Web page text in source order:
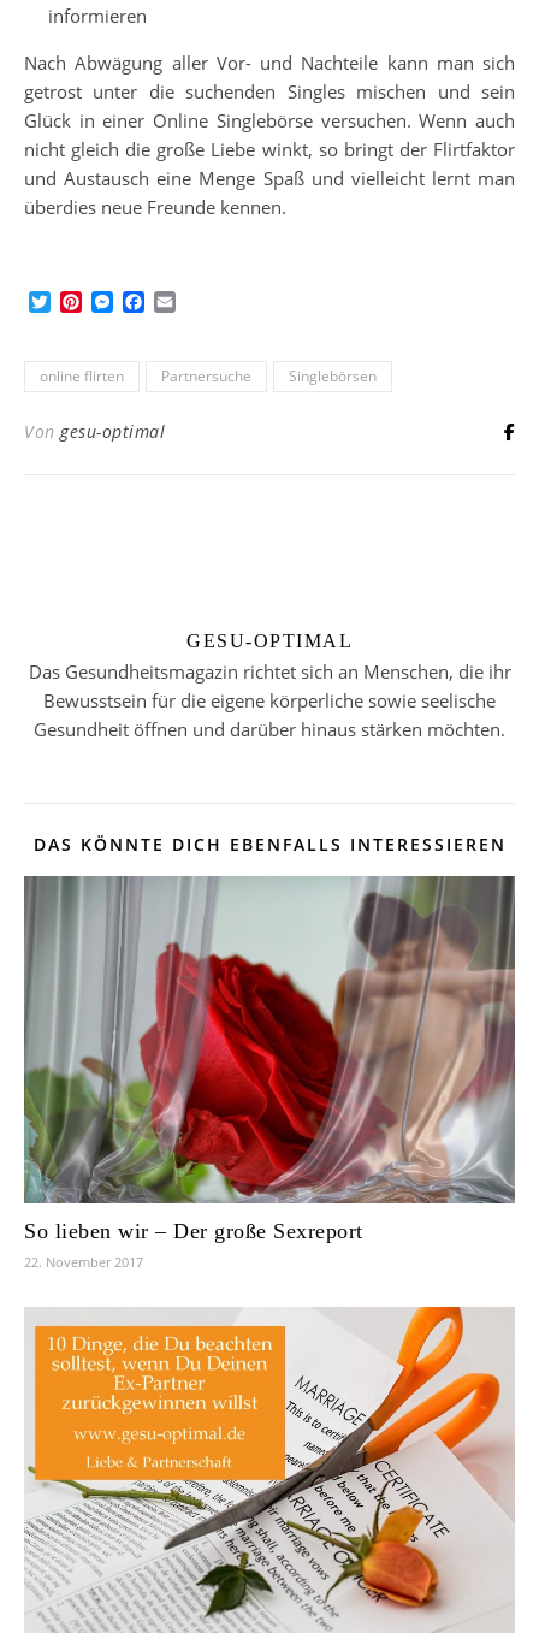
informieren
Nach Abwägung aller Vor- und Nachteile kann man sich
getrost unter die suchenden Singles mischen und sein
Glück in einer Online Singlebörse versuchen. Wenn auch
nicht gleich die große Liebe winkt, so bringt der Flirtfaktor
und Austausch eine Menge Spaß und vielleicht lernt man
überdies neue Freunde kennen.
TwitterPinterest
Messenger
Facebook
online flirten Partnersuche Singlebörsen
Vongesu-optimal
GESU-OPTIMAL
Das Gesundheitsmagazin richtet sich an Menschen, die ihr
Bewusstsein für die eigene körperliche sowie seelische
Gesundheit öffnen und darüber hinaus stärken möchten.
DAS KÖNNTE DICH EBENFALLS INTERESSIEREN
So lieben wir – Der große Sexreport
22. November 2017